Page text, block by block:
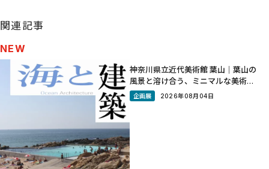
関連記事
NEW
神奈川県立近代美術館 葉山｜葉山の
風景と溶け合う、ミニマルな美術館
神奈川県三浦郡葉山町の一色海岸沿
いに立つ美術館。敷地は高松宮邸跡
企画展 2026年08月04日